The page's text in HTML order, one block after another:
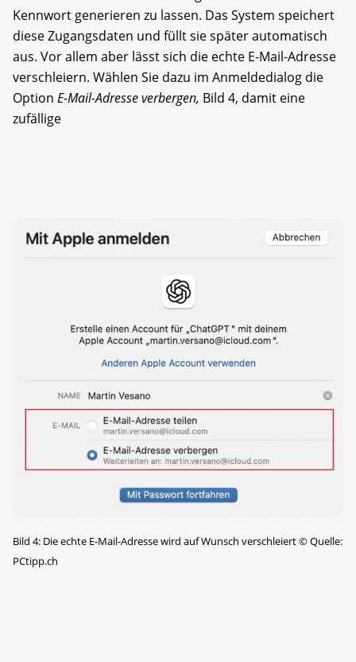
Kennwort generieren zu lassen. Das System speichert
diese Zugangsdaten und füllt sie später automatisch
aus. Vor allem aber lässt sich die echte E-Mail-Adresse
verschleiern. Wählen Sie dazu im Anmeldedialog die
Option E-Mail-Adresse verbergen, Bild 4, damit eine
zufällige
Bild 4: Die echte E-Mail-Adresse wird auf Wunsch verschleiert©Quelle:
PCtipp.ch